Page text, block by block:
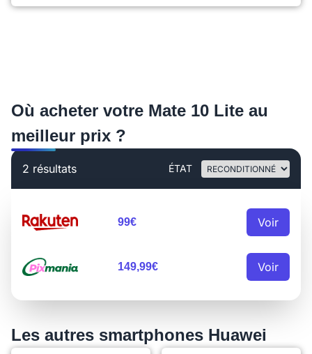
Où acheter votre Mate 10 Lite au
meilleur prix ?
2 résultats ÉTAT
99€ Voir
149,99€ Voir
Les autres smartphones Huawei